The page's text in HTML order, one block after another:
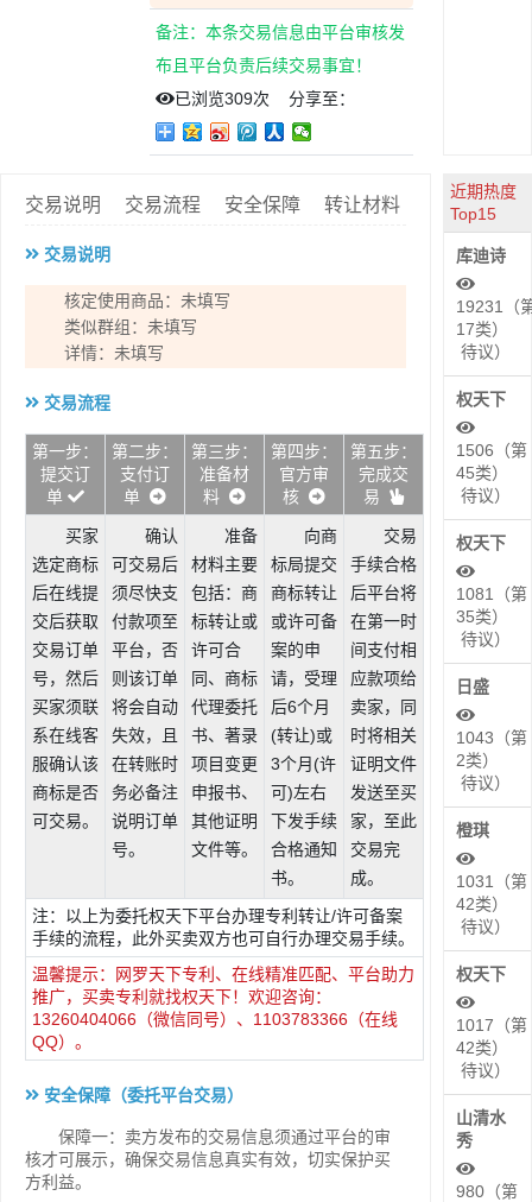
备注：本条交易信息由平台审核发
布且平台负责后续交易事宜！
已浏览309次 分享至：
交易说明 交易流程 安全保障 转让材料
交易说明
核定使用商品：未填写
类似群组：未填写
详情：未填写
交易流程
第一步：
提交订
单
第二步：
支付订
单
第三步：
准备材
料
第四步：
官方审
核
第五步：
完成交
易
买家
选定商标
后在线提
交后获取
交易订单
号，然后
买家须联
系在线客
服确认该
商标是否
可交易。
确认
可交易后
须尽快支
付款项至
平台，否
则该订单
将会自动
失效，且
在转账时
务必备注
说明订单
号。
准备
材料主要
包括：商
标转让或
许可合
同、商标
代理委托
书、著录
项目变更
申报书、
其他证明
文件等。
向商
标局提交
商标转让
或许可备
案的申
请，受理
后6个月
(转让)或
3个月(许
可)左右
下发手续
合格通知
书。
交易
手续合格
后平台将
在第一时
间支付相
应款项给
卖家，同
时将相关
证明文件
发送至买
家，至此
交易完
成。
注：以上为委托权天下平台办理专利转让/许可备案
手续的流程，此外买卖双方也可自行办理交易手续。
温馨提示：网罗天下专利、在线精准匹配、平台助力
推广，买卖专利就找权天下！欢迎咨询：
13260404066（微信同号）、1103783366（在线
QQ）。
安全保障（委托平台交易）
保障一：卖方发布的交易信息须通过平台的审
核才可展示，确保交易信息真实有效，切实保护买
方利益。
近期热度
Top15
库迪诗
19231（
17类）
待议）
权天下
1506（第
45类）
待议）
权天下
1081（第
35类）
待议）
日盛
1043（第
2类）
待议）
橙琪
1031（第
42类）
待议）
权天下
1017（第
42类）
待议）
山清水
秀
980（第